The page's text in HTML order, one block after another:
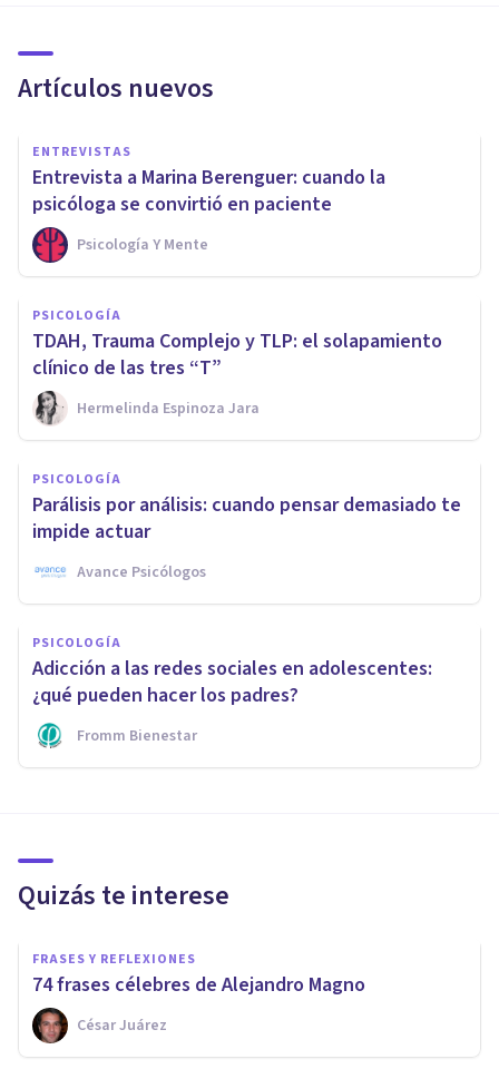
Artículos nuevos
ENTREVISTAS
Entrevista a Marina Berenguer: cuando la
psicóloga se convirtió en paciente
Psicología Y Mente
PSICOLOGÍA
TDAH, Trauma Complejo y TLP: el solapamiento
clínico de las tres “T”
Hermelinda Espinoza Jara
PSICOLOGÍA
Parálisis por análisis: cuando pensar demasiado te
impide actuar
Avance Psicólogos
PSICOLOGÍA
Adicción a las redes sociales en adolescentes:
¿qué pueden hacer los padres?
Fromm Bienestar
Quizás te interese
FRASES Y REFLEXIONES
74 frases célebres de Alejandro Magno
César Juárez